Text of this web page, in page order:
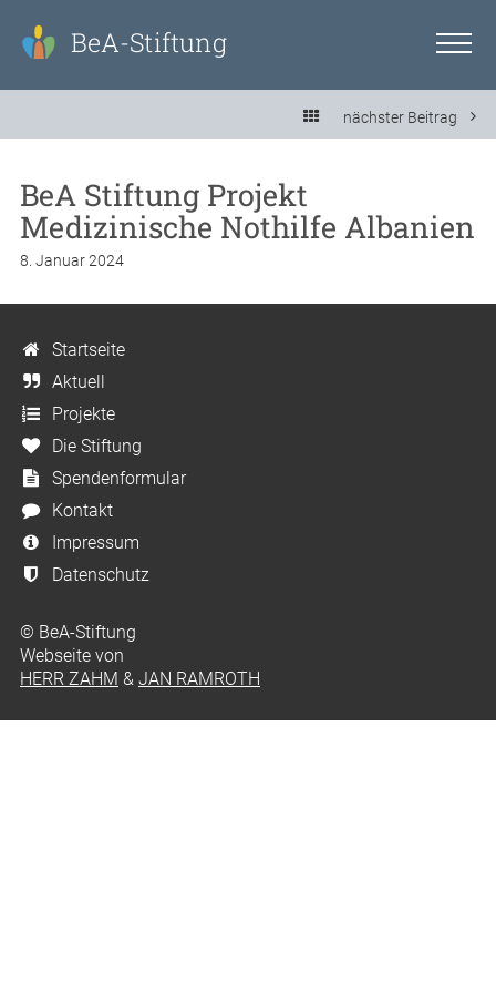
BeA-Stiftung
nächster Beitrag
BeA Stiftung Projekt
Medizinische Nothilfe Albanien
8. Januar 2024
Startseite
Aktuell
Projekte
Die Stiftung
Spendenformular
Kontakt
Impressum
Datenschutz
© BeA-Stiftung
Webseite von
HERR ZAHM & JAN RAMROTH